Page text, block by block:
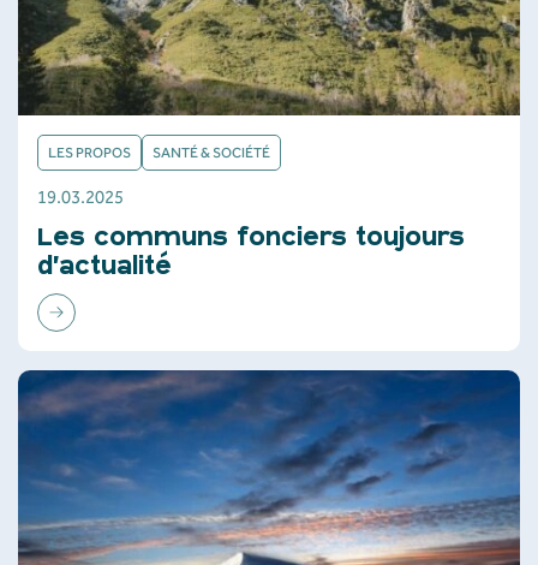
LES PROPOS SANTÉ & SOCIÉTÉ
19.03.2025
Les communs fonciers toujours
d’actualité